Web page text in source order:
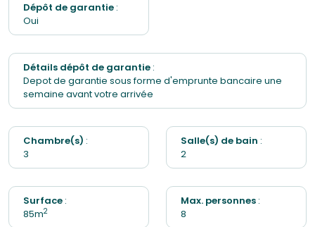
Frigo
Poêle à bois
Appareil à raclette
Dépôt de garantie :
Oui
Détails dépôt de garantie :
Depot de garantie sous forme d'emprunte bancaire une
semaine avant votre arrivée
Chambre(s) :
3
Salle(s) de bain :
2
Surface :
85m2
Max. personnes :
8